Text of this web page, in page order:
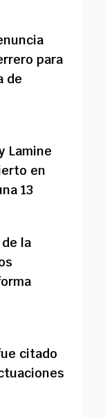
para
de
Lamine
en
13
la
citado